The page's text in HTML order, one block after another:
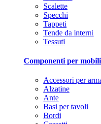
Scalette
Specchi
Tappeti
Tende da interni
Tessuti
Componenti per mobili
Accessori per
Alzatine
Ante
Basi per tavoli
Bordi